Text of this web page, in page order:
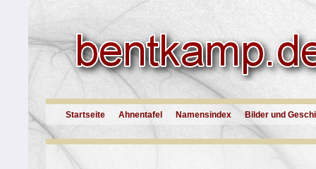
Startseite Ahnentafel Namensindex Bilder und